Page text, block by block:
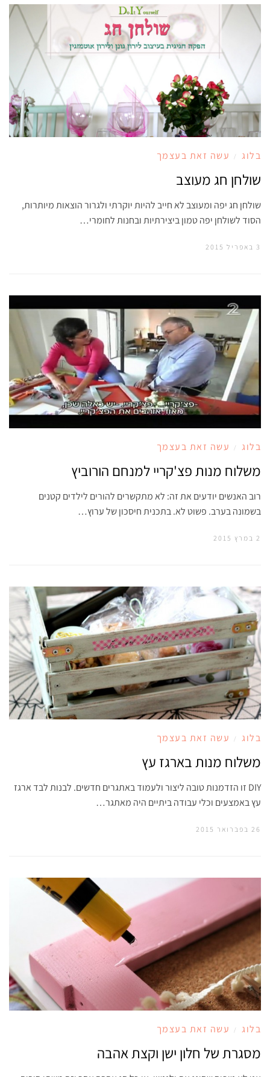
בלוג / עשה זאת בעצמך
שולחן חג מעוצב
שולחן חג יפה ומעוצב לא חייב להיות יוקרתי ולגרור הוצאות מיותרות,
הסוד לשולחן יפה טמון ביצירתיות ובחנות לחומרי…
3 באפריל 2015
בלוג / עשה זאת בעצמך
משלוח מנות פצ'קריי למנחם הורוביץ
רוב האנשים יודעים את זה: לא מתקשרים להורים לילדים קטנים
בשמונה בערב. פשוט לא. בתכנית חיסכון של ערוץ…
2 במרץ 2015
בלוג / עשה זאת בעצמך
משלוח מנות בארגז עץ
DIY זו הזדמנות טובה ליצור ולעמוד באתגרים חדשים. לבנות לבד ארגז
עץ באמצעים וכלי עבודה ביתיים היה מאתגר…
26 בפברואר 2015
בלוג / עשה זאת בעצמך
מסגרת של חלון ישן וקצת אהבה